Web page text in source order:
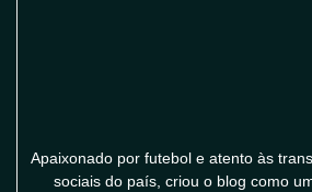
Apaixonado por futebol e atento às
sociais do país, criou o blog como